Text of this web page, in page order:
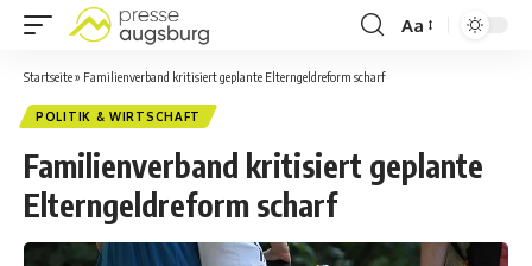
Aa
Startseite» Familienverband kritisiert geplante Elterngeldreform scharf
POLITIK & WIRTSCHAFT
Familienverband kritisiert geplante
Elterngeldreform scharf